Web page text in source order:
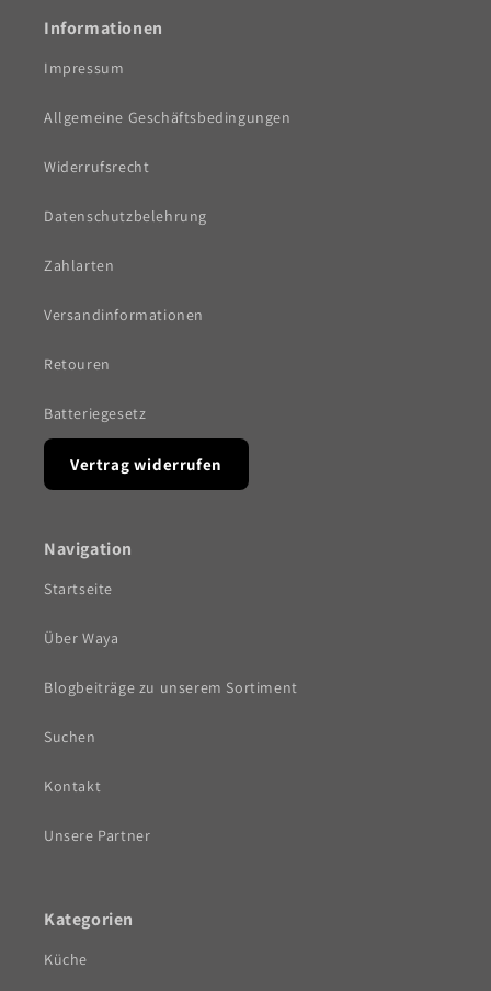
Informationen
Impressum
Allgemeine Geschäftsbedingungen
Widerrufsrecht
Datenschutzbelehrung
Zahlarten
Versandinformationen
Retouren
Batteriegesetz
Vertrag widerrufen
Navigation
Startseite
Über Waya
Blogbeiträge zu unserem Sortiment
Suchen
Kontakt
Unsere Partner
Kategorien
Küche